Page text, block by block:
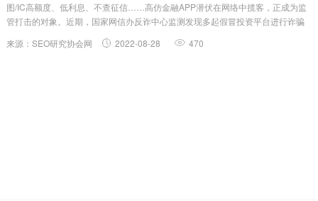
图/IC高额度、低利息、不查征信……高仿金融APP潜伏在网络中揽客，正成为监
管打击的对象。近期，国家网信办反诈中心监测发现多起假冒投资平台进行诈骗
APP，以相似标志和产品介绍以假乱真，并以“小额返利”等诱导网民进行访问下
来源：SEO研究协会网 2022-08-28 470